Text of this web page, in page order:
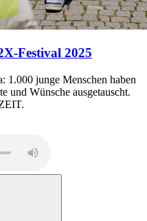
Festival 2025
junge Menschen haben
und Wünsche ausgetauscht.